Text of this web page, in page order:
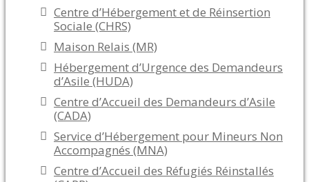
Centre d’Hébergement et de Réinsertion
Sociale (CHRS)
Maison Relais (MR)
Hébergement d’Urgence des Demandeurs
d’Asile (HUDA)
Centre d’Accueil des Demandeurs d’Asile
(CADA)
Service d’Hébergement pour Mineurs Non
Accompagnés (MNA)
Centre d’Accueil des Réfugiés Réinstallés